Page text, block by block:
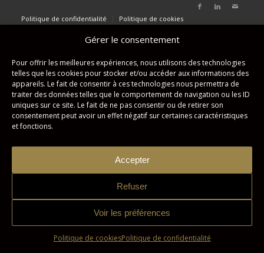
Gérer le consentement
Pour offrir les meilleures expériences, nous utilisons des technologies
telles que les cookies pour stocker et/ou accéder aux informations des
appareils. Le fait de consentir à ces technologies nous permettra de
traiter des données telles que le comportement de navigation ou les ID
uniques sur ce site. Le fait de ne pas consentir ou de retirer son
consentement peut avoir un effet négatif sur certaines caractéristiques
et fonctions.
Accepter
Refuser
Voir les préférences
Politique de cookiesPolitique de confidentialité
Politique de confidentialité Politique de cookies